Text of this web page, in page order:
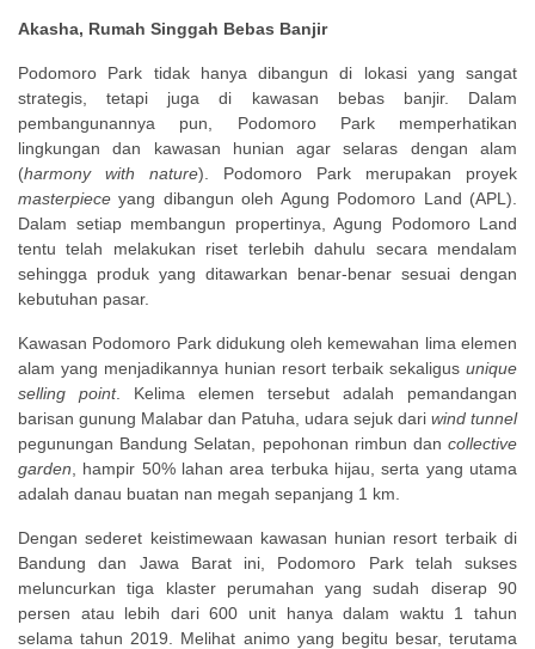
Akasha, Rumah Singgah Bebas Banjir
Podomoro Park tidak hanya dibangun di lokasi yang sangat
strategis, tetapi juga di kawasan bebas banjir. Dalam
pembangunannya pun, Podomoro Park memperhatikan
lingkungan dan kawasan hunian agar selaras dengan alam
(harmony with nature). Podomoro Park merupakan proyek
masterpiece yang dibangun oleh Agung Podomoro Land (APL).
Dalam setiap membangun propertinya, Agung Podomoro Land
tentu telah melakukan riset terlebih dahulu secara mendalam
sehingga produk yang ditawarkan benar-benar sesuai dengan
kebutuhan pasar.
Kawasan Podomoro Park didukung oleh kemewahan lima elemen
alam yang menjadikannya hunian resort terbaik sekaligus unique
selling point. Kelima elemen tersebut adalah pemandangan
barisan gunung Malabar dan Patuha, udara sejuk dari wind tunnel
pegunungan Bandung Selatan, pepohonan rimbun dan collective
garden , hampir 50% lahan area terbuka hijau, serta yang utama
adalah danau buatan nan megah sepanjang 1 km.
Dengan sederet keistimewaan kawasan hunian resort terbaik di
Bandung dan Jawa Barat ini, Podomoro Park telah sukses
meluncurkan tiga klaster perumahan yang sudah diserap 90
persen atau lebih dari 600 unit hanya dalam waktu 1 tahun
selama tahun 2019. Melihat animo yang begitu besar, terutama